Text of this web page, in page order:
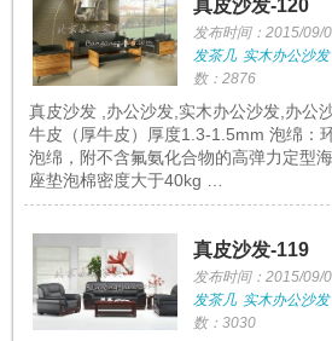
真皮沙发-120
发布时间：2015/09/
发茶几 实木办公沙发
数：2876
真皮沙发 ,办公沙发,实木办公沙发,办公
牛皮（厚牛皮）厚度1.3-1.5mm 泡绵：
泡绵，附不含氟氨化合物的高弹力定型
座垫泡棉密度大于40kg …
真皮沙发-119
发布时间：2015/09/
发茶几 实木办公沙发
数：3030